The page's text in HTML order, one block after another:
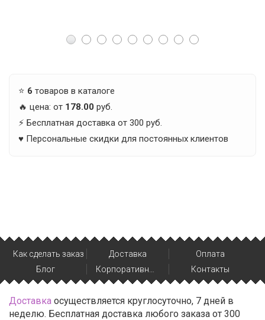
⭐️ 6 товаров в каталоге
🔥 цена: от 178.00 руб.
⚡️ Бесплатная доставка от 300 руб.
♥️ Персональные скидки для постоянных клиентов
Как сделать заказ Доставка
Оплата
Блог
Контакты
Доставка осуществляется круглосуточно, 7 дней в
неделю. Бесплатная доставка любого заказа от 300